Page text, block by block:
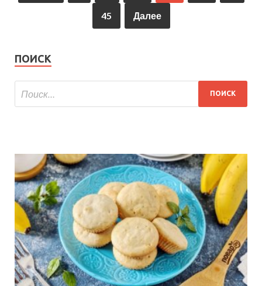
45 Далее
ПОИСК